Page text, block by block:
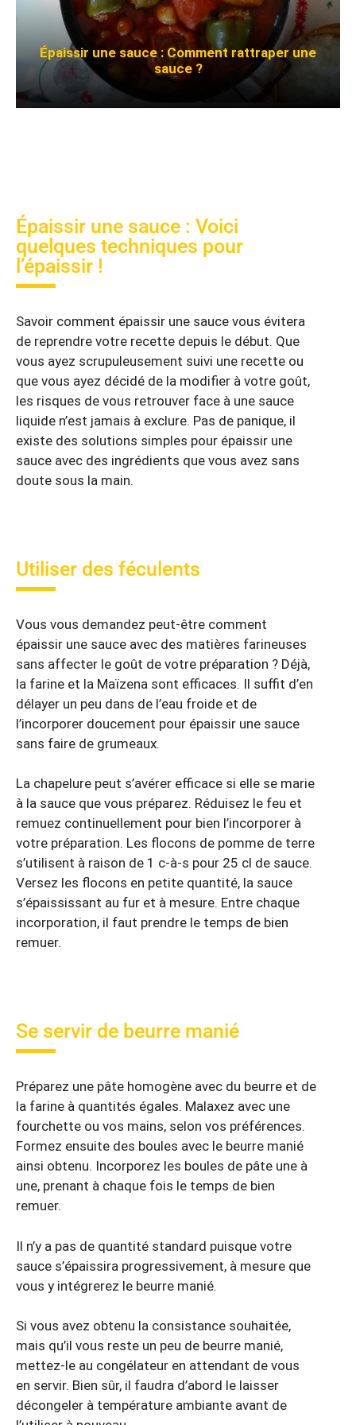
Épaissir une sauce : Comment rattraper une
sauce ?
Épaissir une sauce : Voici
quelques techniques pour
l’épaissir !
Savoir comment épaissir une sauce vous évitera
de reprendre votre recette depuis le début. Que
vous ayez scrupuleusement suivi une recette ou
que vous ayez décidé de la modifier à votre goût,
les risques de vous retrouver face à une sauce
liquide n’est jamais à exclure. Pas de panique, il
existe des solutions simples pour épaissir une
sauce avec des ingrédients que vous avez sans
doute sous la main.
Utiliser des féculents
Vous vous demandez peut-être comment
épaissir une sauce avec des matières farineuses
sans affecter le goût de votre préparation ? Déjà,
la farine et la Maïzena sont efficaces. Il suffit d’en
délayer un peu dans de l’eau froide et de
l’incorporer doucement pour épaissir une sauce
sans faire de grumeaux.
La chapelure peut s’avérer efficace si elle se marie
à la sauce que vous préparez. Réduisez le feu et
remuez continuellement pour bien l’incorporer à
votre préparation. Les flocons de pomme de terre
s’utilisent à raison de 1 c-à-s pour 25 cl de sauce.
Versez les flocons en petite quantité, la sauce
s’épaississant au fur et à mesure. Entre chaque
incorporation, il faut prendre le temps de bien
remuer.
Se servir de beurre manié
Préparez une pâte homogène avec du beurre et de
la farine à quantités égales. Malaxez avec une
fourchette ou vos mains, selon vos préférences.
Formez ensuite des boules avec le beurre manié
ainsi obtenu. Incorporez les boules de pâte une à
une, prenant à chaque fois le temps de bien
remuer.
Il n’y a pas de quantité standard puisque votre
sauce s’épaissira progressivement, à mesure que
vous y intégrerez le beurre manié.
Si vous avez obtenu la consistance souhaitée,
mais qu’il vous reste un peu de beurre manié,
mettez-le au congélateur en attendant de vous
en servir. Bien sûr, il faudra d’abord le laisser
décongeler à température ambiante avant de